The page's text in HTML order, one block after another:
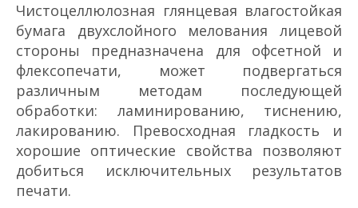
Чистоцеллюлозная глянцевая влагостойкая
бумага двухслойного мелования лицевой
стороны предназначена для офсетной и
флексопечати, может подвергаться
различным методам последующей
обработки: ламинированию, тиснению,
лакированию. Превосходная гладкость и
хорошие оптические свойства позволяют
добиться исключительных результатов
печати.